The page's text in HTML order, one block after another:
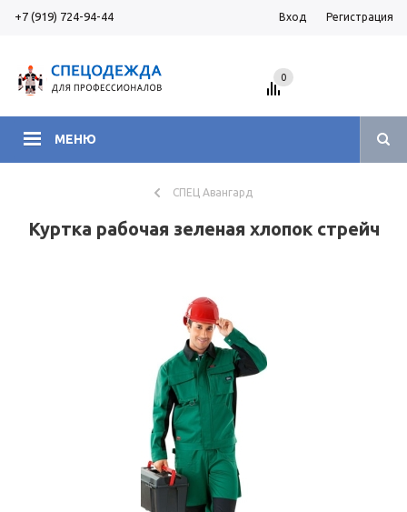
+7 (919) 724-94-44 Вход Регистрация
МЕНЮ
0
СПЕЦ Авангард
Куртка рабочая зеленая хлопок стрейч